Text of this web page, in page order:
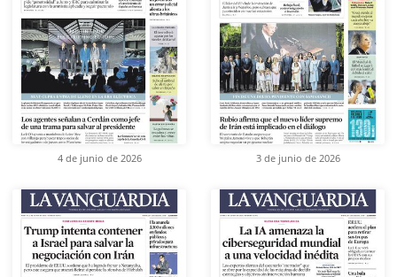
4 de junio de 2026 3 de junio de 2026